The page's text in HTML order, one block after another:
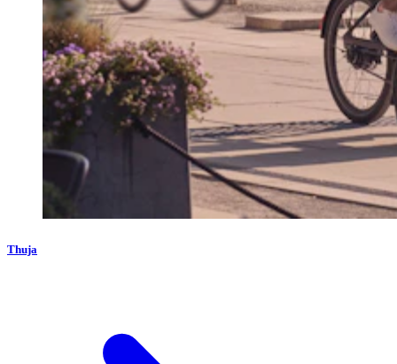
Thuja